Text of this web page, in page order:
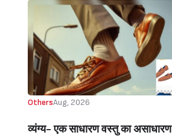
OthersAug, 2026
व्यंग्य- एक साधारण वस्तु का असाधारण